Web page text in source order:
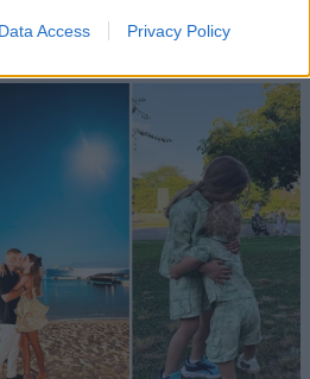
Data Access Privacy Policy